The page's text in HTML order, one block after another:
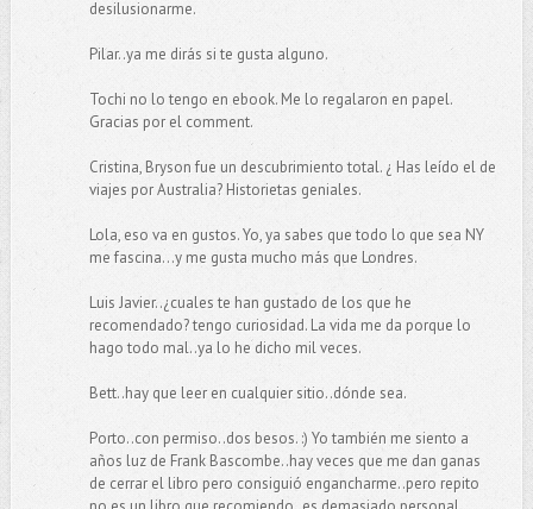
desilusionarme.
Pilar..ya me dirás si te gusta alguno.
Tochi no lo tengo en ebook. Me lo regalaron en papel.
Gracias por el comment.
Cristina, Bryson fue un descubrimiento total. ¿ Has leído el de
viajes por Australia? Historietas geniales.
Lola, eso va en gustos. Yo, ya sabes que todo lo que sea NY
me fascina...y me gusta mucho más que Londres.
Luis Javier..¿cuales te han gustado de los que he
recomendado? tengo curiosidad. La vida me da porque lo
hago todo mal..ya lo he dicho mil veces.
Bett..hay que leer en cualquier sitio..dónde sea.
Porto..con permiso..dos besos. :) Yo también me siento a
años luz de Frank Bascombe..hay veces que me dan ganas
de cerrar el libro pero consiguió engancharme..pero repito